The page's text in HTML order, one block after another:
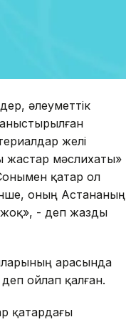
әлеуметтік
желі
жастар мәслихаты»
қатар ол
оның Астананың
жоқ», - деп жазды
арасында
ойлап қалған.
қатардағы